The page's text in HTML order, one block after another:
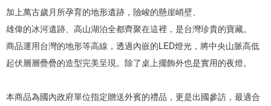
加上萬古歲月所孕育的地形遺跡，險峻的懸崖峭壁、
雄偉的冰河遺跡、高山湖泊全都齊聚在這裡，是台灣珍貴的寶藏。
商品運用台灣的地形等高線，透過內嵌的LED燈光，將中央山脈高低
起伏層層疊疊的造型完美呈現。除了桌上擺飾外也是實用的夜燈。
本商品為國內政府單位指定贈送外賓的禮品，更是出國參訪，最適合